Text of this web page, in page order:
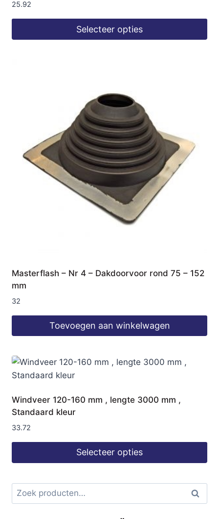
25.92
Selecteer opties
Masterflash – Nr 4 – Dakdoorvoor rond 75 – 152
mm
32
Toevoegen aan winkelwagen
Windveer 120-160 mm , lengte 3000 mm ,
Standaard kleur
33.72
Selecteer opties
Zoeken
naar:
Zoeken